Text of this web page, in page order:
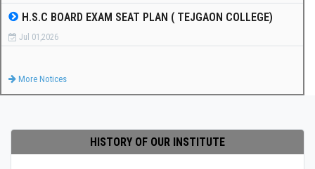
H.S.C BOARD EXAM SEAT PLAN ( TEJGAON COLLEGE)
Jul 01,2026
More Notices
HISTORY OF OUR INSTITUTE